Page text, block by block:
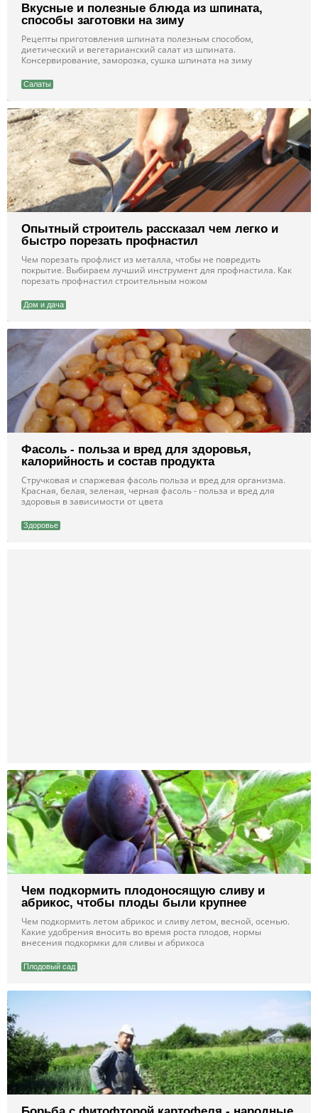
Вкусные и полезные блюда из шпината,
способы заготовки на зиму
Рецепты приготовления шпината полезным способом,
диетический и вегетарианский салат из шпината.
Консервирование, заморозка, сушка шпината на зиму
Салаты
Опытный строитель рассказал чем легко и
быстро порезать профнастил
Чем порезать профлист из металла, чтобы не повредить
покрытие. Выбираем лучший инструмент для профнастила. Как
порезать профнастил строительным ножом
Дом и дача
Фасоль - польза и вред для здоровья,
калорийность и состав продукта
Стручковая и спаржевая фасоль польза и вред для организма.
Красная, белая, зеленая, черная фасоль - польза и вред для
здоровья в зависимости от цвета
Здоровье
Чем подкормить плодоносящую сливу и
абрикос, чтобы плоды были крупнее
Чем подкормить летом абрикос и сливу летом, весной, осенью.
Какие удобрения вносить во время роста плодов, нормы
внесения подкормки для сливы и абрикоса
Плодовый сад